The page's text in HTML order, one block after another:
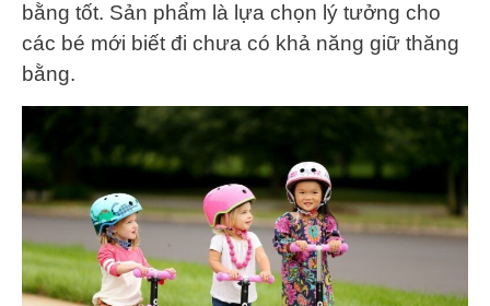
bằng tốt. Sản phẩm là lựa chọn lý tưởng cho
các bé mới biết đi chưa có khả năng giữ thăng
bằng.